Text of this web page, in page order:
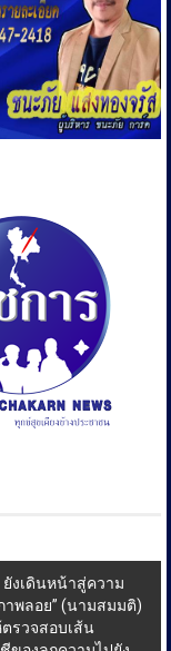
งเดินหน้าสู่ความ
าพลอย” (นามสมมติ)
รวจสอบเส้น